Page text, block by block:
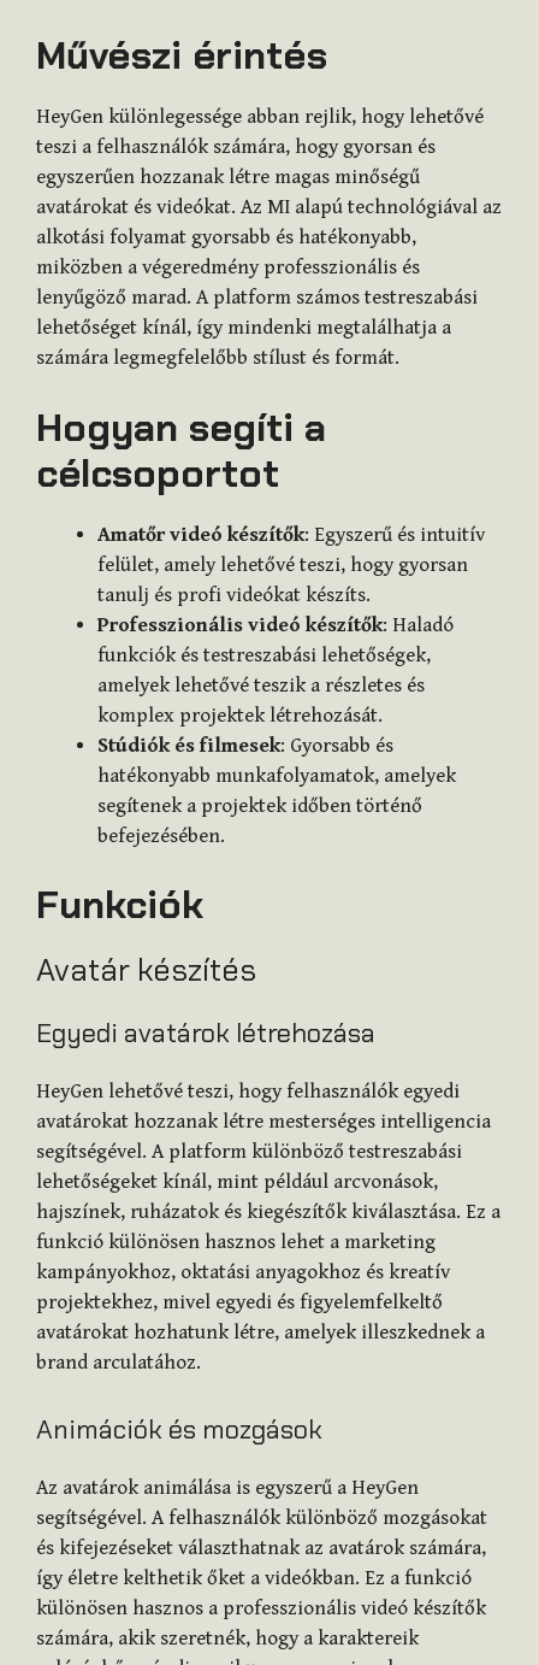
Művészi érintés
HeyGen különlegessége abban rejlik, hogy lehetővé
teszi a felhasználók számára, hogy gyorsan és
egyszerűen hozzanak létre magas minőségű
avatárokat és videókat. Az MI alapú technológiával az
alkotási folyamat gyorsabb és hatékonyabb,
miközben a végeredmény professzionális és
lenyűgöző marad. A platform számos testreszabási
lehetőséget kínál, így mindenki megtalálhatja a
számára legmegfelelőbb stílust és formát.
Hogyan segíti a
célcsoportot
Amatőr videó készítők: Egyszerű és intuitív
felület, amely lehetővé teszi, hogy gyorsan
tanulj és profi videókat készíts.
Professzionális videó készítők: Haladó
funkciók és testreszabási lehetőségek,
amelyek lehetővé teszik a részletes és
komplex projektek létrehozását.
Stúdiók és filmesek: Gyorsabb és
hatékonyabb munkafolyamatok, amelyek
segítenek a projektek időben történő
befejezésében.
Funkciók
Avatár készítés
Egyedi avatárok létrehozása
HeyGen lehetővé teszi, hogy felhasználók egyedi
avatárokat hozzanak létre mesterséges intelligencia
segítségével. A platform különböző testreszabási
lehetőségeket kínál, mint például arcvonások,
hajszínek, ruházatok és kiegészítők kiválasztása. Ez a
funkció különösen hasznos lehet a marketing
kampányokhoz, oktatási anyagokhoz és kreatív
projektekhez, mivel egyedi és figyelemfelkeltő
avatárokat hozhatunk létre, amelyek illeszkednek a
brand arculatához.
Animációk és mozgások
Az avatárok animálása is egyszerű a HeyGen
segítségével. A felhasználók különböző mozgásokat
és kifejezéseket választhatnak az avatárok számára,
így életre kelthetik őket a videókban. Ez a funkció
különösen hasznos a professzionális videó készítők
számára, akik szeretnék, hogy a karaktereik